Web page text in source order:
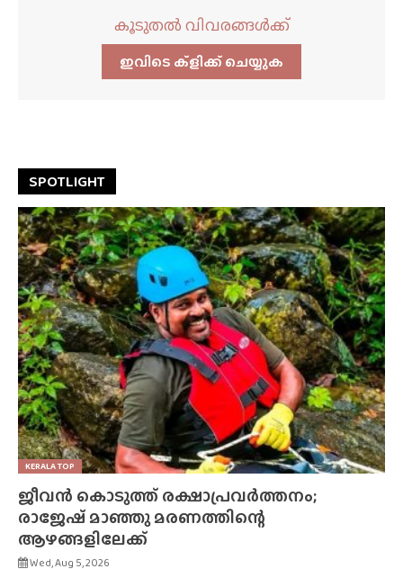
കൂടുതൽ വിവരങ്ങൾക്ക്
ഇവിടെ ക്ളിക്ക്‌ ചെയ്യുക
SPOTLIGHT
KERALA TOP
ജീവൻ കൊടുത്ത് രക്ഷാപ്രവർത്തനം;
രാജേഷ് മാഞ്ഞു മരണത്തിന്റെ
ആഴങ്ങളിലേക്ക്
Wed, Aug 5, 2026